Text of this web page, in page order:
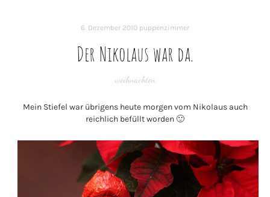
6. Dezember 2010 puppenzimmer
Der Nikolaus war da.
weihnachten
Mein Stiefel war übrigens heute morgen vom Nikolaus auch
reichlich befüllt worden 🙂